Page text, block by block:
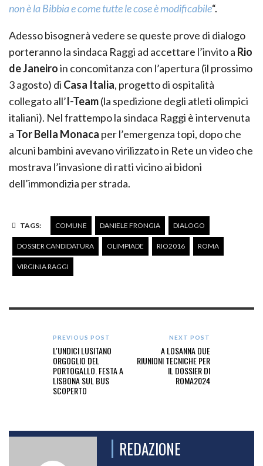
non è la Bibbia e come tutte le cose è modificabile“.
Adesso bisognerà vedere se queste prove di dialogo
porteranno la sindaca Raggi ad accettare l’invito a Rio
de Janeiroin concomitanza con l’apertura (il prossimo
3 agosto) di Casa Italia, progetto di ospitalità
collegato all’I-Team(la spedizione degli atleti olimpici
italiani). Nel frattempo la sindaca Raggi è intervenuta
a Tor Bella Monaca per l’emergenza topi, dopo che
alcuni bambini avevano virilizzato in Rete un video che
mostrava l’invasione di ratti vicino ai bidoni
dell’immondizia per strada.
TAGS: COMUNE DANIELE FRONGIA DIALOGO
DOSSIER CANDIDATURA OLIMPIADE RIO2016 ROMA
VIRGINIA RAGGI
PREVIOUS POST
L'UNDICI LUSITANO
ORGOGLIO DEL
PORTOGALLO. FESTA A
LISBONA SUL BUS
SCOPERTO
NEXT POST
A LOSANNA DUE
RIUNIONI TECNICHE PER
IL DOSSIER DI
ROMA2024
REDAZIONE